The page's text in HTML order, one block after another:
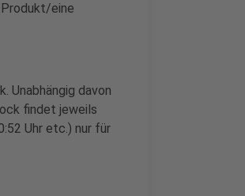
Produkt/eine
Unabhängig davon
findet jeweils
Uhr etc.) nur für